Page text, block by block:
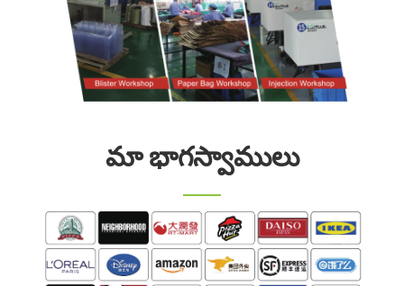
మా భాగస్వాములు